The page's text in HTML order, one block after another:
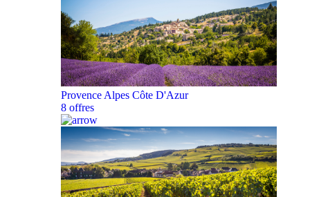
Provence Alpes Côte D'Azur
8 offres